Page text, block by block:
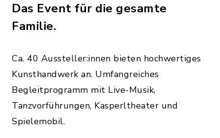
Das Event für die gesamte
Familie.
Ca. 40 Aussteller:innen bieten hochwertiges
Kunsthandwerk an. Umfangreiches
Begleitprogramm mit Live-Musik,
Tanzvorführungen, Kasperltheater und
Spielemobil.